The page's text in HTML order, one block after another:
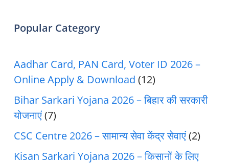
Popular Category
Aadhar Card, PAN Card, Voter ID 2026 –
Online Apply & Download (12)
Bihar Sarkari Yojana 2026 – बिहार की सरकारी
योजनाएं(7)
CSC Centre 2026 – सामान्य सेवा केंद्र सेवाएं(2)
Kisan Sarkari Yojana 2026 – किसानों के लिए